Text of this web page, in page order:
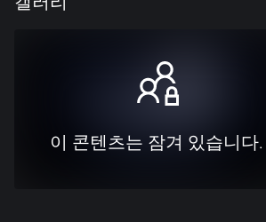
이 콘텐츠는 잠겨 있습니다.